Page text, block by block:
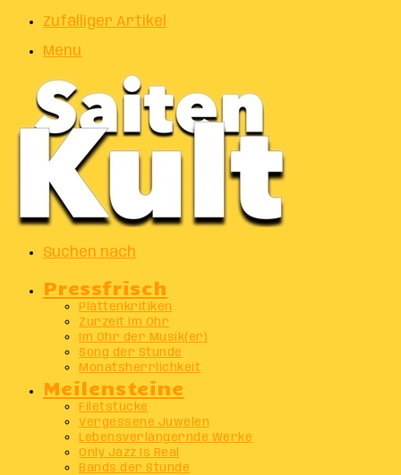
Zufälliger Artikel
Menu
Suchen nach
Pressfrisch
Plattenkritiken
Zurzeit im Ohr
Im Ohr der Musik(er)
Song der Stunde
Monatsherrlichkeit
Meilensteine
Filetstücke
Vergessene Juwelen
Lebensverlängernde Werke
Only Jazz Is Real
Bands der Stunde